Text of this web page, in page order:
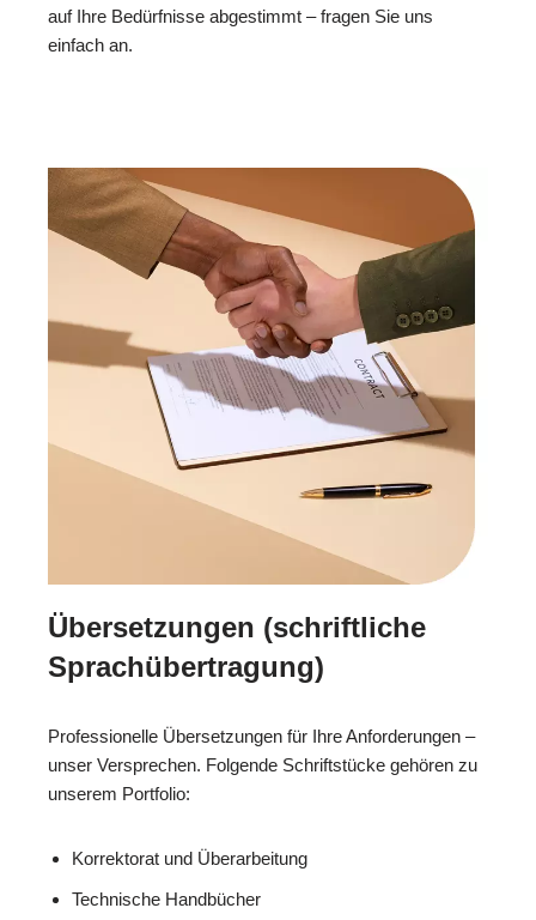
auf Ihre Bedürfnisse abgestimmt – fragen Sie uns
einfach an.
Übersetzungen (schriftliche
Sprachübertragung)
Professionelle Übersetzungen für Ihre Anforderungen –
unser Versprechen. Folgende Schriftstücke gehören zu
unserem Portfolio:
Korrektorat und Überarbeitung
Technische Handbücher